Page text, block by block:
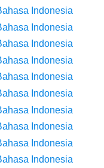
Berada Di Kawasan
Mudah Untuk Kamu
Kunci Borgol
Indonesia
Indonesia
Indonesia
Indonesia
Indonesia
Indonesia
Indonesia
Indonesia
Indonesia
Indonesia